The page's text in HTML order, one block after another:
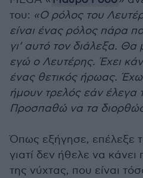
του: «Ο ρόλος του
είναι ένας ρόλος πάρα
γι’ αυτό τον διάλεξα.
εγώ ο Λευτέρης. Έχει
ένας θετικός ήρωας.
ήμουν τρελός εάν έλεγα
Προσπαθώ να τα
Όπως εξήγησε, επέλεξε
γιατί δεν ήθελε να
της νύχτας, που είναι